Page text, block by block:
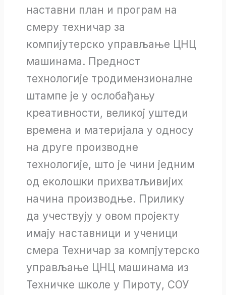
наставни план и програм на
смеру техничар за
компијутерско управљање ЦНЦ
машинама. Предност
технологије тродимензионалне
штампе је у ослобађању
креативности, великој уштеди
времена и материјала у односу
на друге производне
технологије, што је чини једним
од еколошки прихватљивијих
начина производње. Прилику
да учествују у овом пројекту
имају наставници и ученици
смера Техничар за компјутерско
управљање ЦНЦ машинама из
Техничке школе у Пироту, СОУ